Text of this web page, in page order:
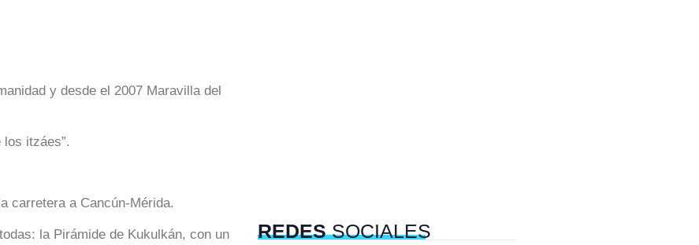
y desde el 2007 Maravilla del
itzáes”.
carretera a Cancún-Mérida.
la Pirámide de Kukulkán, con un
REDESSOCIALES